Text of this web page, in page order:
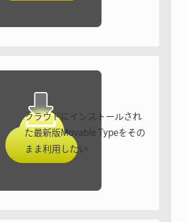
クラウドにインストールされ
た最新版Movable Typeを その
まま利用したい